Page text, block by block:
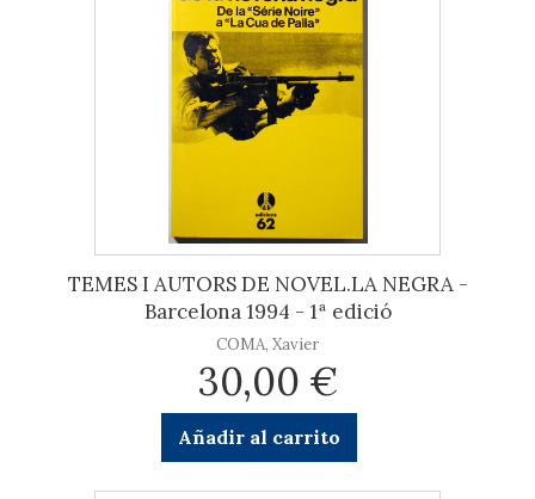
TEMES I AUTORS DE NOVEL.LA NEGRA -
Barcelona 1994 - 1ª edició
COMA, Xavier
30,00 €
Añadir al carrito